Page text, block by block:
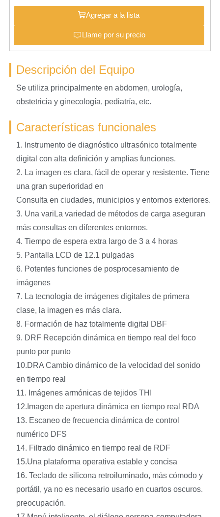
Agregar a la lista
Llame por su precio
Descripción del Equipo
Se utiliza principalmente en abdomen, urología,
obstetricia y ginecología, pediatría, etc.
Características funcionales
1. Instrumento de diagnóstico ultrasónico totalmente
digital con alta definición y amplias funciones.
2. La imagen es clara, fácil de operar y resistente. Tiene
una gran superioridad en
Consulta en ciudades, municipios y entornos exteriores.
3. Una variLa variedad de métodos de carga aseguran
más consultas en diferentes entornos.
4. Tiempo de espera extra largo de 3 a 4 horas
5. Pantalla LCD de 12.1 pulgadas
6. Potentes funciones de posprocesamiento de
imágenes
7. La tecnología de imágenes digitales de primera
clase, la imagen es más clara.
8. Formación de haz totalmente digital DBF
9. DRF Recepción dinámica en tiempo real del foco
punto por punto
10.DRA Cambio dinámico de la velocidad del sonido
en tiempo real
11. Imágenes armónicas de tejidos THI
12.Imagen de apertura dinámica en tiempo real RDA
13. Escaneo de frecuencia dinámica de control
numérico DFS
14. Filtrado dinámico en tiempo real de RDF
15.Una plataforma operativa estable y concisa
16. Teclado de silicona retroiluminado, más cómodo y
portátil, ya no es necesario usarlo en cuartos oscuros.
preocupación.